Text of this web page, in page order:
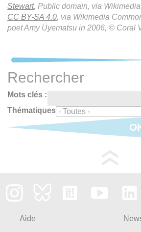
Stewart, Public domain, via
CC BY-SA 4.0, via Wikimedia
poet Amy Uyematsu in 2006, © Coral
Rechercher
Mots clés :
Thématiques
Aide